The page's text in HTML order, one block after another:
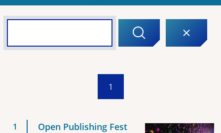
1
Open Publishing Fest